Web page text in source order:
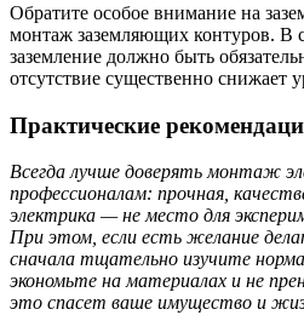
Обратите особое внимание на
монтаж заземляющих контуров. В
заземление должно быть
отсутствие существенно снижает
Практические
Всегда лучше доверять монтаж
профессионалам: прочная,
электрика — не место для
При этом, если есть желание
сначала тщательно изучите
экономьте на материалах и не
это спасет ваше имущество и